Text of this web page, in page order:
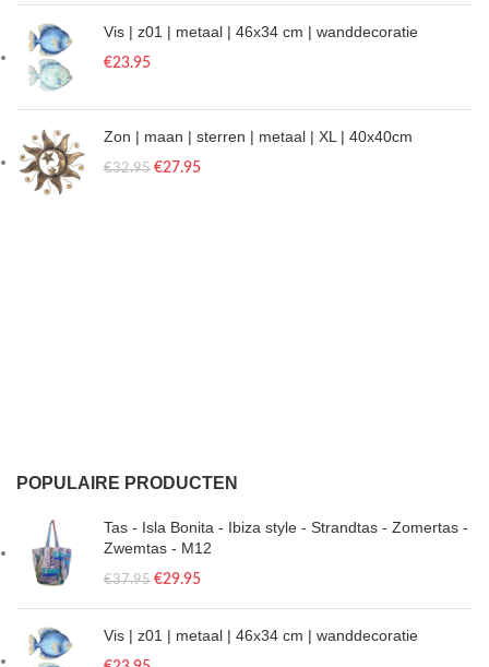
Vis | z01 | metaal | 46x34 cm | wanddecoratie
€23.95
Zon | maan | sterren | metaal | XL | 40x40cm
€32.95 €27.95
POPULAIRE PRODUCTEN
Tas - Isla Bonita - Ibiza style - Strandtas - Zomertas -
Zwemtas - M12
€37.95 €29.95
Vis | z01 | metaal | 46x34 cm | wanddecoratie